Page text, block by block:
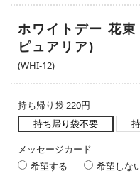
ホワイトデー 花
ピュアリア)
(WHI-12)
持ち帰り袋 220円
持ち帰り袋不要
メッセージカード
希望する
希望しな